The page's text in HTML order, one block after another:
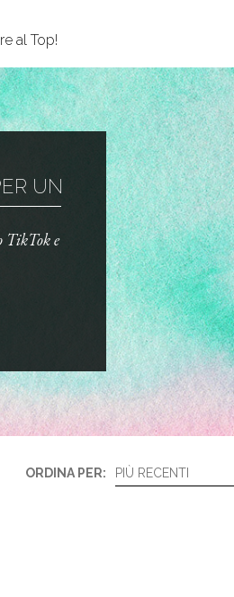
al Top!
UN TRUCCO ...
TikTok e
E LANCÔM...
ORDINA PER: PIÙ RECENTI